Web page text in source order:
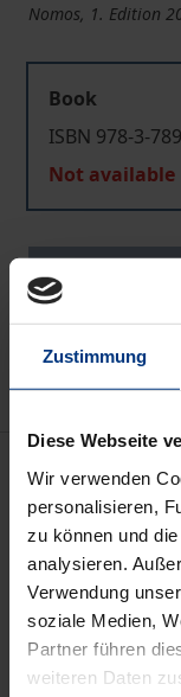
Zustimmung
Diese Webseite
Wir verwenden
personalisieren,
zu können und
analysieren.
Verwendung
soziale Medien,
Partner führen
weiteren Daten
Nomos, 1. Edition
Book
ISBN 978-3-
Not available
Noch immer
dem
Beschleunigte
erster Linie zu
Gesetzgeber